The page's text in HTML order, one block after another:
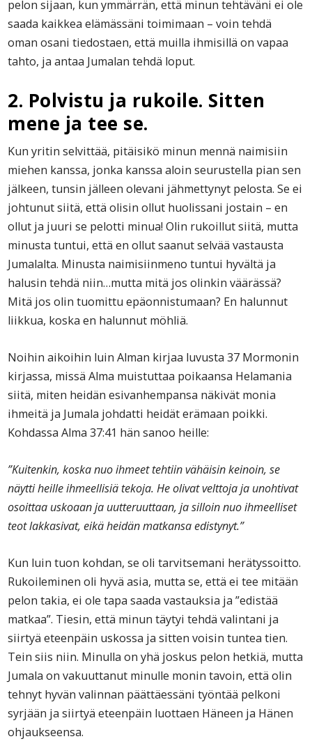
pelon sijaan, kun ymmärrän, että minun tehtäväni ei ole
saada kaikkea elämässäni toimimaan – voin tehdä
oman osani tiedostaen, että muilla ihmisillä on vapaa
tahto, ja antaa Jumalan tehdä loput.
2. Polvistu ja rukoile. Sitten
mene ja tee se.
Kun yritin selvittää, pitäisikö minun mennä naimisiin
miehen kanssa, jonka kanssa aloin seurustella pian sen
jälkeen, tunsin jälleen olevani jähmettynyt pelosta. Se ei
johtunut siitä, että olisin ollut huolissani jostain – en
ollut ja juuri se pelotti minua! Olin rukoillut siitä, mutta
minusta tuntui, että en ollut saanut selvää vastausta
Jumalalta. Minusta naimisiinmeno tuntui hyvältä ja
halusin tehdä niin…mutta mitä jos olinkin väärässä?
Mitä jos olin tuomittu epäonnistumaan? En halunnut
liikkua, koska en halunnut möhliä.
Noihin aikoihin luin Alman kirjaa luvusta 37 Mormonin
kirjassa, missä Alma muistuttaa poikaansa Helamania
siitä, miten heidän esivanhempansa näkivät monia
ihmeitä ja Jumala johdatti heidät erämaan poikki.
Kohdassa Alma 37:41 hän sanoo heille:
”Kuitenkin, koska nuo ihmeet tehtiin vähäisin keinoin, se
näytti heille ihmeellisiä tekoja. He olivat velttoja ja unohtivat
osoittaa uskoaan ja uutteruuttaan, ja silloin nuo ihmeelliset
teot lakkasivat, eikä heidän matkansa edistynyt.”
Kun luin tuon kohdan, se oli tarvitsemani herätyssoitto.
Rukoileminen oli hyvä asia, mutta se, että ei tee mitään
pelon takia, ei ole tapa saada vastauksia ja ”edistää
matkaa”. Tiesin, että minun täytyi tehdä valintani ja
siirtyä eteenpäin uskossa ja sitten voisin tuntea tien.
Tein siis niin. Minulla on yhä joskus pelon hetkiä, mutta
Jumala on vakuuttanut minulle monin tavoin, että olin
tehnyt hyvän valinnan päättäessäni työntää pelkoni
syrjään ja siirtyä eteenpäin luottaen Häneen ja Hänen
ohjaukseensa.